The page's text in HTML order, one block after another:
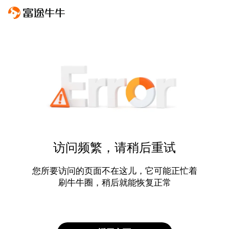
访问频繁，请稍后重试
您所要访问的页面不在这儿，它可能正忙着
刷牛牛圈，稍后就能恢复正常